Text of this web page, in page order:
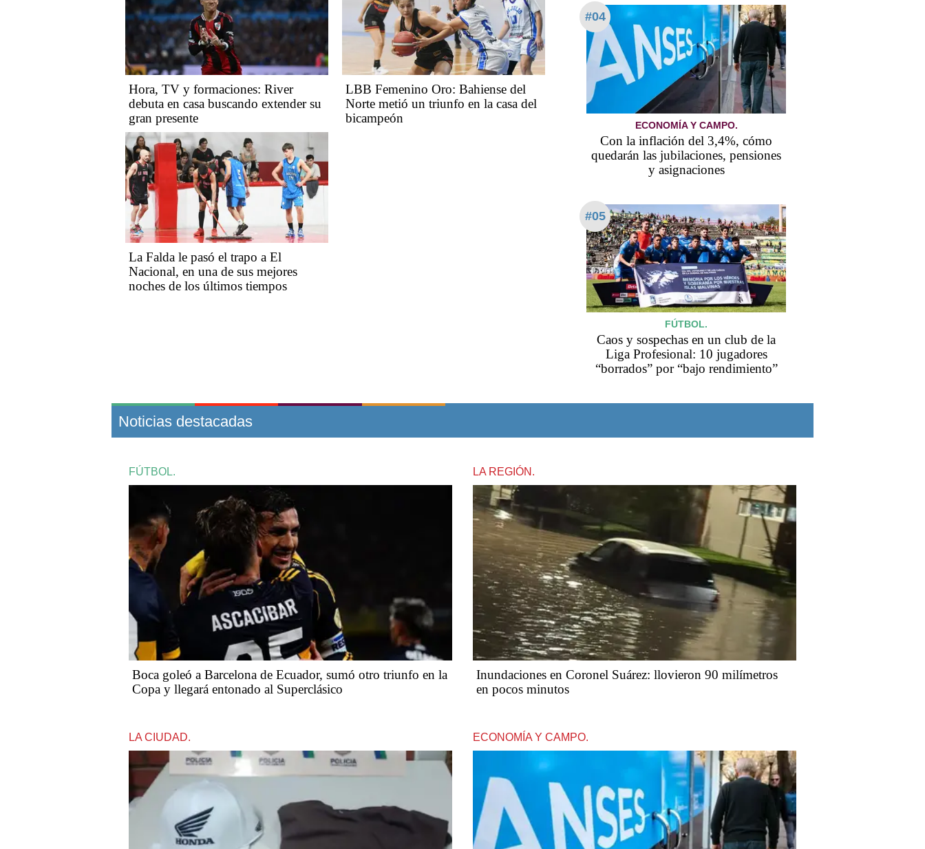
Hora, TV y formaciones: River
debuta en casa buscando extender su
gran presente
LBB Femenino Oro: Bahiense del
Norte metió un triunfo en la casa del
bicampeón
La Falda le pasó el trapo a El
Nacional, en una de sus mejores
noches de los últimos tiempos
#04
ECONOMÍA Y CAMPO.
Con la inflación del 3,4%, cómo
quedarán las jubilaciones, pensiones
y asignaciones
#05
FÚTBOL.
Caos y sospechas en un club de la
Liga Profesional: 10 jugadores
“borrados” por “bajo rendimiento”
Noticias destacadas
FÚTBOL.
Boca goleó a Barcelona de Ecuador, sumó otro triunfo en la
Copa y llegará entonado al Superclásico
LA REGIÓN.
Inundaciones en Coronel Suárez: llovieron 90 milímetros
en pocos minutos
LA CIUDAD. ECONOMÍA Y CAMPO.